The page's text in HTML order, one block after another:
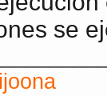
se